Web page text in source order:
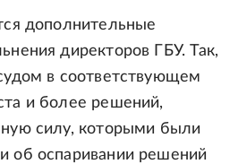
дополнительные
директоров ГБУ. Так,
в соответствующем
и более решений,
силу, которыми были
об оспаривании решений